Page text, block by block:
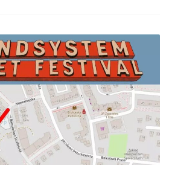
dane w tej przeglądarce podczas
komentarzy.